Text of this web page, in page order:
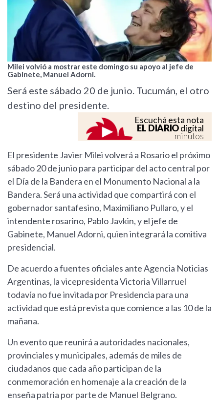
Milei volvió a mostrar este domingo su apoyo al jefe de
Gabinete, Manuel Adorni.
Será este sábado 20 de junio. Tucumán, el otro
destino del presidente.
Escuchá esta nota
EL DIARIOdigital
minutos
El presidente Javier Milei volverá a Rosario el próximo
sábado 20 de junio para participar del acto central por
el Día de la Bandera en el Monumento Nacional a la
Bandera. Será una actividad que compartirá con el
gobernador santafesino, Maximiliano Pullaro, y el
intendente rosarino, Pablo Javkin, y el jefe de
Gabinete, Manuel Adorni, quien integrará la comitiva
presidencial.
De acuerdo a fuentes oficiales ante Agencia Noticias
Argentinas, la vicepresidenta Victoria Villarruel
todavía no fue invitada por Presidencia para una
actividad que está prevista que comience a las 10 de la
mañana.
Un evento que reunirá a autoridades nacionales,
provinciales y municipales, además de miles de
ciudadanos que cada año participan de la
conmemoración en homenaje a la creación de la
enseña patria por parte de Manuel Belgrano.